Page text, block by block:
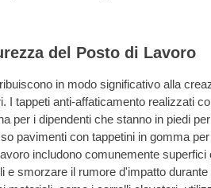
del Posto di Lavoro
in modo significativo alla
I tappeti anti-affaticamento realizzati
per i dipendenti che stanno in piedi
pavimenti con tappetini in gomma
includono comunemente
e smorzare il rumore d'impatto